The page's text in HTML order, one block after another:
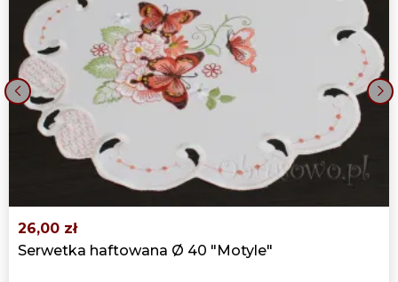
26,00 zł
Serwetka haftowana Ø 40 "Motyle"